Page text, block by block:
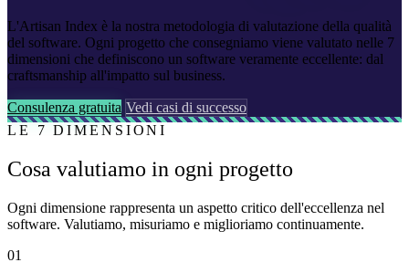
L'Artisan Index è la nostra metodologia di valutazione della qualità
del software. Ogni progetto che consegniamo viene valutato nelle 7
dimensioni che definiscono un software veramente eccellente: dal
craftsmanship all'impatto sul business.
Consulenza gratuita Vedi casi di successo
LE 7 DIMENSIONI
Cosa valutiamo in ogni progetto
Ogni dimensione rappresenta un aspetto critico dell'eccellenza nel
software. Valutiamo, misuriamo e miglioriamo continuamente.
01